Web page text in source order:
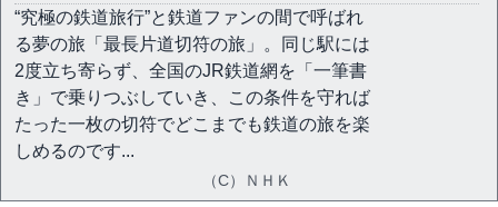
“究極の鉄道旅行”と鉄道ファンの間で呼ばれ
る夢の旅「最長片道切符の旅」。同じ駅には
2度立ち寄らず、全国のJR鉄道網を「一筆書
き」で乗りつぶしていき、この条件を守れば
たった一枚の切符でどこまでも鉄道の旅を楽
しめるのです...
（C）ＮＨＫ